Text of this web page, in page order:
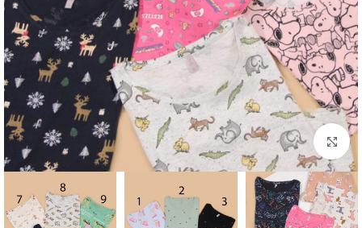
برای بزرگنمایی کلیک کنید